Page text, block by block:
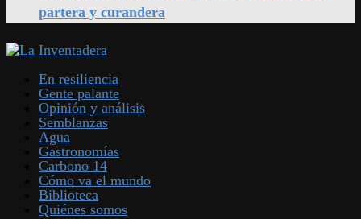
partera y curandera
En resiliencia
Gente palante
Opinión y análisis
Semblanzas
Agua
Gastronomías
Carbono 14
Cómo va el mundo
Biblioteca
Quiénes somos